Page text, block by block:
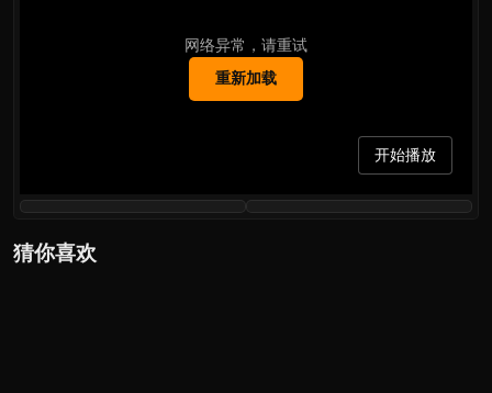
网络异常，请重试
重新加载
开始播放
猜你喜欢